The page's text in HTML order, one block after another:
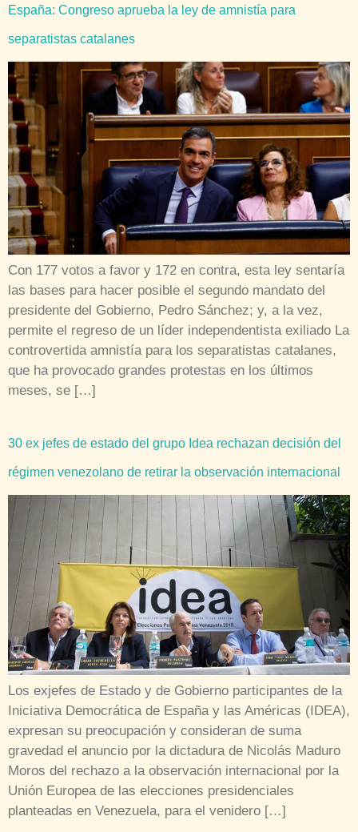
España: Congreso aprueba la ley de amnistía para
separatistas catalanes
Con 177 votos a favor y 172 en contra, esta ley sentaría
las bases para hacer posible el segundo mandato del
presidente del Gobierno, Pedro Sánchez; y, a la vez,
permite el regreso de un líder independentista exiliado La
controvertida amnistía para los separatistas catalanes,
que ha provocado grandes protestas en los últimos
meses, se […]
30 ex jefes de estado del grupo Idea rechazan decisión del
régimen venezolano de retirar la observación internacional
Los exjefes de Estado y de Gobierno participantes de la
Iniciativa Democrática de España y las Américas (IDEA),
expresan su preocupación y consideran de suma
gravedad el anuncio por la dictadura de Nicolás Maduro
Moros del rechazo a la observación internacional por la
Unión Europea de las elecciones presidenciales
planteadas en Venezuela, para el venidero […]